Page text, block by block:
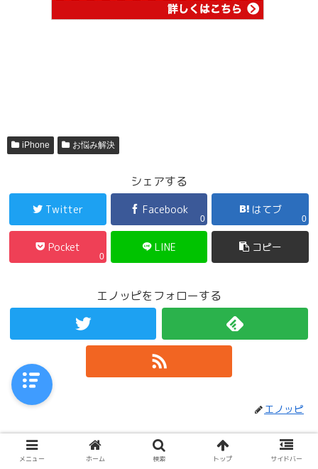
iPhone お悩み解決
シェアする
Twitter Facebook
0
はてブ
0
Pocket
0
LINE コピー
エノッピをフォローする
エノッピ
この記事を読んだ人はこんな記事もチ
メニュー ホーム 検索 トップ サイドバー